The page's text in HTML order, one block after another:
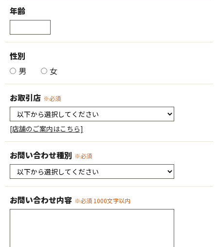
年齢
性別
男
女
お取引店 ※必須
[店舗のご案内はこちら]
お問い合わせ種別 ※必須
お問い合わせ内容 ※必須 1000文字以内